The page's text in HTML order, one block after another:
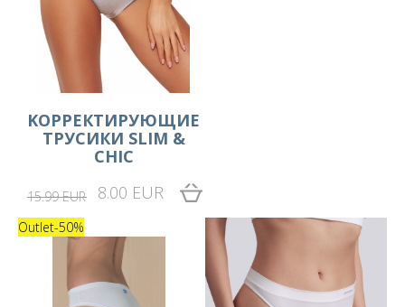
KОРРЕКТИРУЮЩИЕ
ТРУСИКИ SLIM &
CHIC
15.99 EUR 8.00 EUR
Outlet-50%